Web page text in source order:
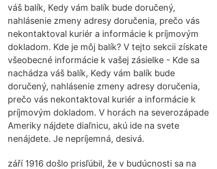
váš balík, Kedy vám balík bude doručený,
nahlásenie zmeny adresy doručenia, prečo vás
nekontaktoval kuriér a informácie k príjmovým
dokladom. Kde je môj balík? V tejto sekcii získate
všeobecné informácie k vašej zásielke - Kde sa
nachádza váš balík, Kedy vám balík bude
doručený, nahlásenie zmeny adresy doručenia,
prečo vás nekontaktoval kuriér a informácie k
príjmovým dokladom. V horách na severozápade
Ameriky nájdete diaľnicu, akú ide na svete
nenájdete. Je nepríjemná, desivá.
září 1916 došlo prisľúbil, že v budúcnosti sa na